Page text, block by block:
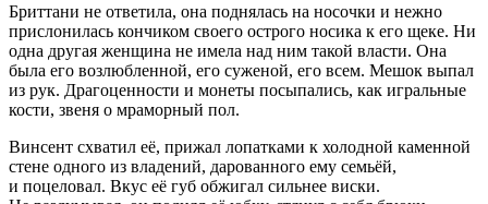
Бриттани не ответила, она поднялась на носочки и нежно
прислонилась кончиком своего острого носика к его щеке. Ни
одна другая женщина не имела над ним такой власти. Она
была его возлюбленной, его суженой, его всем. Мешок выпал
из рук. Драгоценности и монеты посыпались, как игральные
кости, звеня о мраморный пол.
Винсент схватил её, прижал лопатками к холодной каменной
стене одного из владений, дарованного ему семьёй,
и поцеловал. Вкус её губ обжигал сильнее виски.